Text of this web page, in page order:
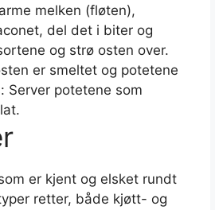
melken (fløten),
del det i biter og
og strø osten over.
er smeltet og potetene
Server potetene som
er kjent og elsket rundt
retter, både kjøtt- og